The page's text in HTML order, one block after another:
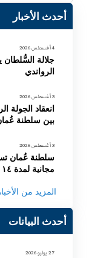
أحدث الأخبار
4 أغسطس 2026
جلالة
الرواندي
3 أغسطس 2026
انعقاد الجولة
بين سلطنة
3 أغسطس 2026
سلطنة عُمان
مجانية لمدة ١٤ يوماً
المزيد من الأخبار
أحدث البيانات
27 يوليو 2026